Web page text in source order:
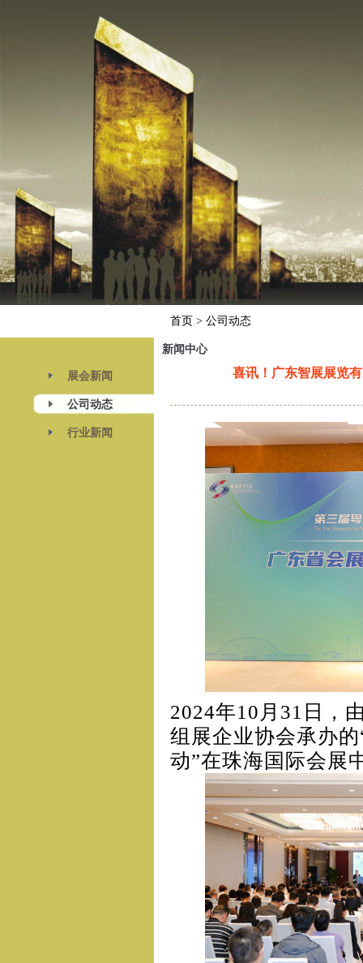
首页 > 公司动态
展会新闻
公司动态
行业新闻
新闻中心
喜讯！广东智展展览
2024年10月31日，
组展企业协会承办
动”在珠海国际会展